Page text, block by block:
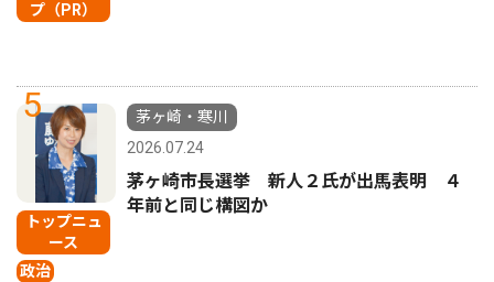
プ（PR）
5
トップニュ
ース
政治
茅ヶ崎・寒川
2026.07.24
茅ヶ崎市長選挙 新人２氏が出馬表明 ４
年前と同じ構図か